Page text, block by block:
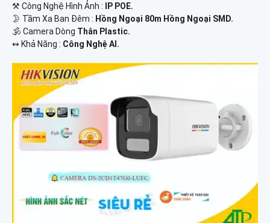
⚒ Công Nghệ Hình Ảnh :
IP POE.
🌛 Tầm Xa Ban Đêm : Hồng Ngoại 80m Hồng Ngoại SMD.
🕉️ Camera Dòng Thân Plastic.
️↭ Khả Năng : Công Nghệ AI.